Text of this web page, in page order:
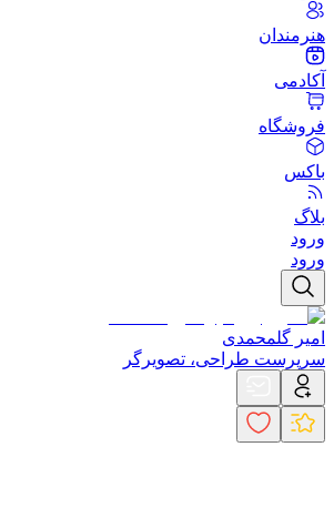
هنرمندان
آکادمی
فروشگاه
باکس
بلاگ
ورود
ورود
امیر گلمحمدی
سرپرست طراحی، تصویرگر